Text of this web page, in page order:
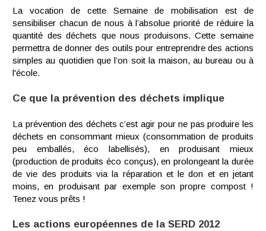
La vocation de cette Semaine de mobilisation est de
sensibiliser chacun de nous à l’absolue priorité de réduire la
quantité des déchets que nous produisons. Cette semaine
permettra de donner des outils pour entreprendre des actions
simples au quotidien que l’on soit la maison, au bureau ou à
l'école.
Ce que la prévention des déchets implique
La prévention des déchets c’est agir pour ne pas produire les
déchets en consommant mieux (consommation de produits
peu emballés, éco labellisés), en produisant mieux
(production de produits éco conçus), en prolongeant la durée
de vie des produits via la réparation et le don et en jetant
moins, en produisant par exemple son propre compost !
Tenez vous prêts !
Les actions européennes de la SERD 2012